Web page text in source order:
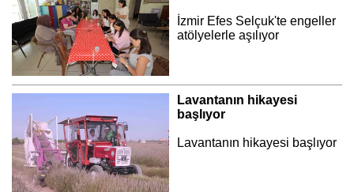
İzmir Efes Selçuk'te engeller
atölyelerle aşılıyor
Lavantanın hikayesi
başlıyor
Lavantanın hikayesi başlıyor